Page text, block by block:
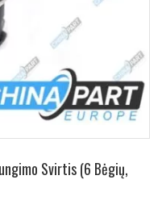
Svirtis (6 Bėgių,